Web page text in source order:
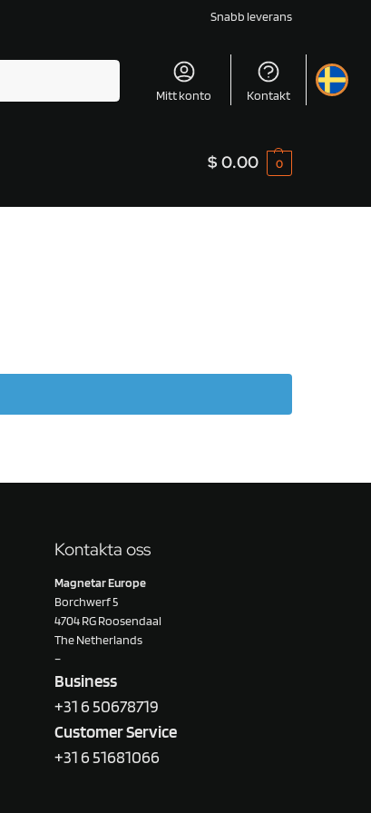
Snabb leverans
Mitt konto Kontakt
$ 0.00 0
Kontakta oss
Magnetar Europe
Borchwerf 5
4704 RG Roosendaal
The Netherlands
–
Business
+31 6 50678719
Customer Service
+31 6 51681066